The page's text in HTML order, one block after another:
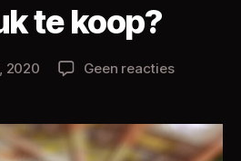
te koop?
Berichtauteur
r
C
h
ri
2020 Geen reactiesop
te
koop?